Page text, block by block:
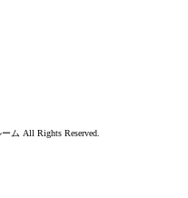
ム All Rights Reserved.